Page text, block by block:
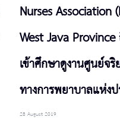
Nurses Association
West Java
เข้าศึกษาดูงานศูนย์จริ
ทางการพยาบาลแห่ง
28 August 2019